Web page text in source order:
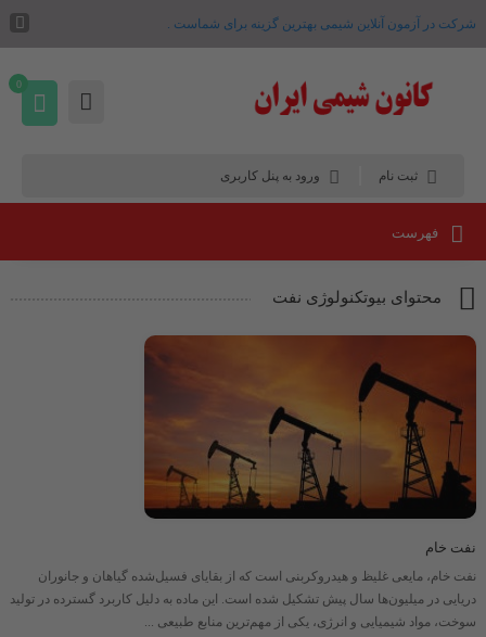
شرکت در آزمون آنلاین شیمی بهترین گزینه برای شماست .
ثبت نام ورود به پنل کاربری
0
فهرست
محتوای بیوتکنولوژی نفت
نفت خام
نفت خام، مایعی غلیظ و هیدروکربنی است که از بقایای فسیل‌شده گیاهان و جانوران
دریایی در میلیون‌ها سال پیش تشکیل شده است. این ماده به دلیل کاربرد گسترده در تولید
سوخت، مواد شیمیایی و انرژی، یکی از مهم‌ترین منابع طبیعی ...